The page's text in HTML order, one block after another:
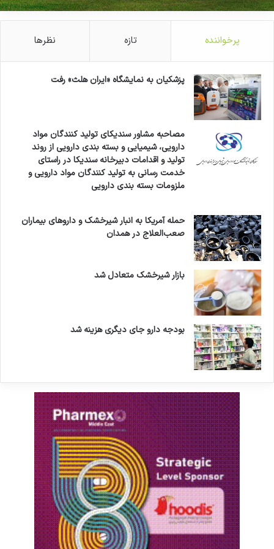
امدادی و فعالان اجتماعی قرار گرفته است.
حوزه سلامت سلامت روان، وزارت بهداشت،
پرخواننده تازه نظرها
پزشکیان به نمایشگاه «ایران هلث» رفت
مصاحبه مشاور سندیکای تولید کنندگان مواد
دارویی، شیمیایی و بسته بندی دارویی از روند
تولید و اقدامات دبیرخانه سندیکا در راستای
خدمت رسانی به تولید کنندگان مواد دارویی و
ملزومات بسته بندی دارویی
حمله آمریکا به انبار شیرخشک و داروهای بیماران
صعب‌العلاج در همدان
بازار شیرخشک متعادل شد
بودجه دارو جای دیگری هزینه شد